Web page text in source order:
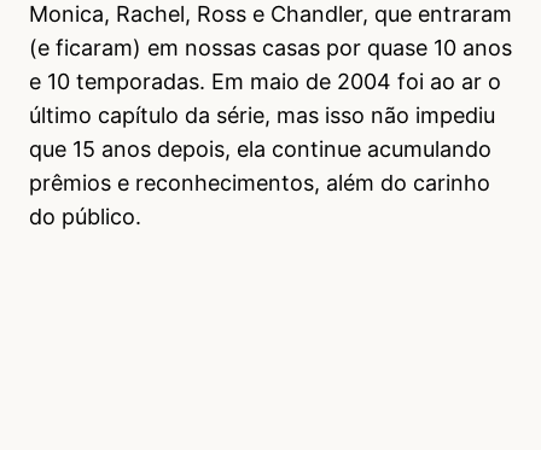
Monica, Rachel, Ross e Chandler, que entraram
(e ficaram) em nossas casas por quase 10 anos
e 10 temporadas. Em maio de 2004 foi ao ar o
último capítulo da série, mas isso não impediu
que 15 anos depois, ela continue acumulando
prêmios e reconhecimentos, além do carinho
do público.